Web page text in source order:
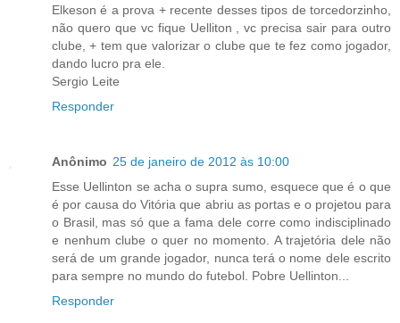
Elkeson é a prova + recente desses tipos de torcedorzinho,
não quero que vc fique Uelliton , vc precisa sair para outro
clube, + tem que valorizar o clube que te fez como jogador,
dando lucro pra ele.
Sergio Leite
Responder
Anônimo 25 de janeiro de 2012 às 10:00
Esse Uellinton se acha o supra sumo, esquece que é o que
é por causa do Vitória que abriu as portas e o projetou para
o Brasil, mas só que a fama dele corre como indisciplinado
e nenhum clube o quer no momento. A trajetória dele não
será de um grande jogador, nunca terá o nome dele escrito
para sempre no mundo do futebol. Pobre Uellinton...
Responder